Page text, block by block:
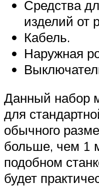
Средства
изделий от
Кабель.
Наружная
Данный набор
для
обычного
больше, чем 1
подобном
будет